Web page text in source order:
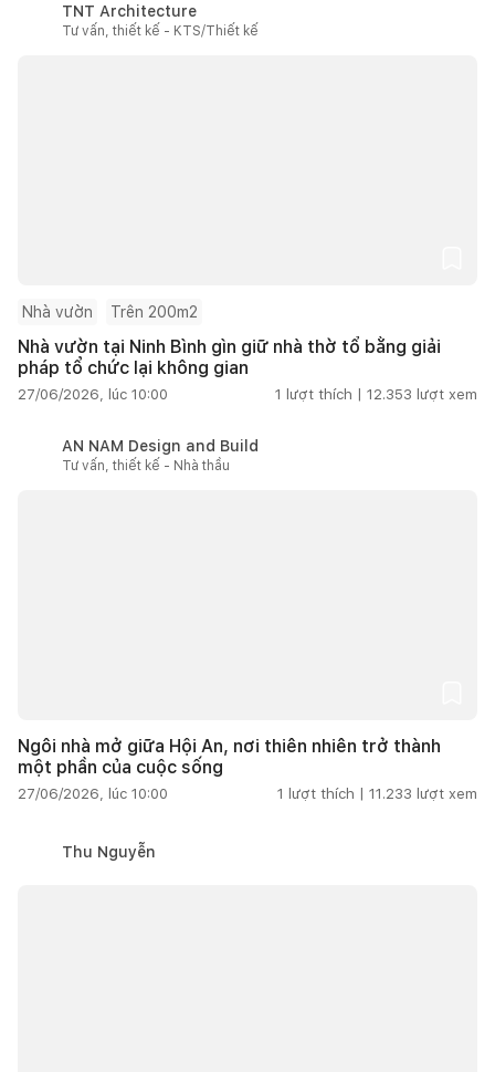
TNT Architecture
Tư vấn, thiết kế - KTS/Thiết kế
Nhà vườn Trên 200m2
Nhà vườn tại Ninh Bình gìn giữ nhà thờ tổ bằng giải
pháp tổ chức lại không gian
27/06/2026, lúc 10:00 1 lượt thích | 12.353 lượt xem
AN NAM Design and Build
Tư vấn, thiết kế - Nhà thầu
Ngôi nhà mở giữa Hội An, nơi thiên nhiên trở thành
một phần của cuộc sống
27/06/2026, lúc 10:00 1 lượt thích | 11.233 lượt xem
Thu Nguyễn